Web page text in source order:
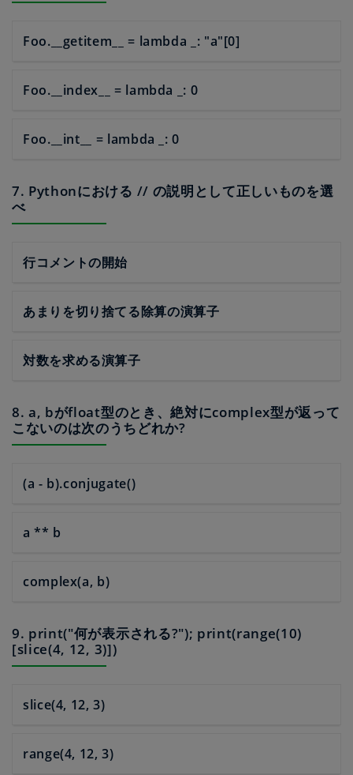
Foo.__getitem__ = lambda _: "a"[0]
Foo.__index__ = lambda _: 0
Foo.__int__ = lambda _: 0
7. Pythonにおける // の説明として正しいものを選
べ
行コメントの開始
あまりを切り捨てる除算の演算子
対数を求める演算子
8. a, bがfloat型のとき、絶対にcomplex型が返って
こないのは次のうちどれか?
(a - b).conjugate()
a ** b
complex(a, b)
9. print("何が表示される?"); print(range(10)
[slice(4, 12, 3)])
slice(4, 12, 3)
range(4, 12, 3)